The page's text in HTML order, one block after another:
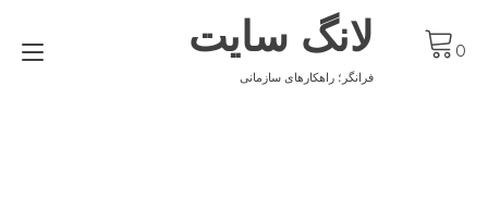
content
لانگ سایت
فرانگر؛ راهکارهای سازمانی
0